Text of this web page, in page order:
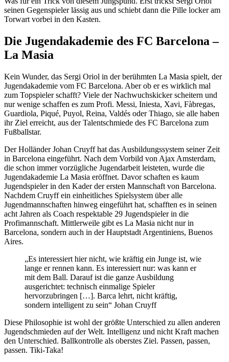
seinen Gegenspieler lässig aus und schiebt dann die Pille locker am
Torwart vorbei in den Kasten.
Die Jugendakademie des FC Barcelona –
La Masia
Kein Wunder, das Sergi Oriol in der berühmten La Masia spielt, der
Jugendakademie vom FC Barcelona. Aber ob er es wirklich mal
zum Topspieler schafft? Viele der Nachwuchskicker scheitern und
nur wenige schaffen es zum Profi. Messi, Iniesta, Xavi, Fàbregas,
Guardiola, Piqué, Puyol, Reina, Valdés oder Thiago, sie alle haben
ihr Ziel erreicht, aus der Talentschmiede des FC Barcelona zum
Fußballstar.
Der Holländer Johan Cruyff hat das Ausbildungssystem seiner Zeit
in Barcelona eingeführt. Nach dem Vorbild von Ajax Amsterdam,
die schon immer vorzügliche Jugendarbeit leisteten, wurde die
Jugendakademie La Masia eröffnet. Davor schaften es kaum
Jugendspieler in den Kader der ersten Mannschaft von Barcelona.
Nachdem Cruyff ein einheitliches Spielsystem über alle
Jugendmannschaften hinweg eingeführt hat, schafften es in seinen
acht Jahren als Coach respektable 29 Jugendspieler in die
Profimannschaft. Mittlerweile gibt es La Masia nicht nur in
Barcelona, sondern auch in der Hauptstadt Argentiniens, Buenos
Aires.
„Es interessiert hier nicht, wie kräftig ein Junge ist, wie
lange er rennen kann. Es interessiert nur: was kann er
mit dem Ball. Darauf ist die ganze Ausbildung
ausgerichtet: technisch einmalige Spieler
hervorzubringen […]. Barca lehrt, nicht kräftig,
sondern intelligent zu sein“ Johan Cruyff
Diese Philosophie ist wohl der größte Unterschied zu allen anderen
Jugendschmieden auf der Welt. Intelligenz und nicht Kraft machen
den Unterschied. Ballkontrolle als oberstes Ziel. Passen, passen,
passen. Tiki-Taka!